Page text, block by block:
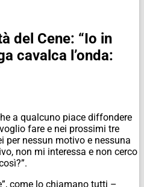
del Cene: “Io in
cavalca l’onda:
a qualcuno piace diffondere
fare e nei prossimi tre
per nessun motivo e nessuna
non mi interessa e non cerco
come lo chiamano tutti –